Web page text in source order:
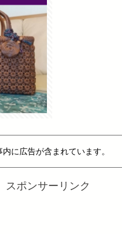
内に広告が含まれています。
スポンサーリンク